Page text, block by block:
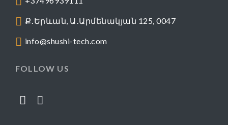
Ք․Երևան, Ա․Արմենակյան 125, 0047
info@shushi-tech.com
FOLLOW US